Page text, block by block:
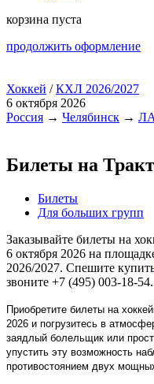
корзина пуста
продолжить оформление
Хоккей /КХЛ 2026/2027
6 октября 2026
Россия → Челябинск →
Билеты на
Билеты
Для больших групп
Заказывайте билеты на
6 октября 2026 на
2026/2027. Спешите
звоните +7 (495) 003-18-54.
Приобретите билеты на
2026 и погрузитесь в
заядлый болельщик или
упустить эту возможность
противостоянием двух